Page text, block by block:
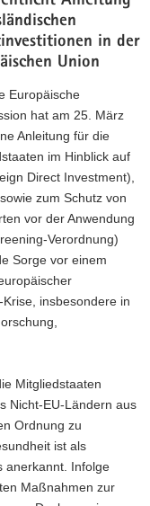
in der
Union
Europäische
hat am 25. März
Anleitung für die
im Hinblick auf
Direct Investment),
zum Schutz von
vor der Anwendung
Verordnung)
Sorge vor einem
insbesondere in
Mitgliedstaaten
Nicht-EU-Ländern aus
Ordnung zu
ist als
anerkannt. Infolge
Maßnahmen zur